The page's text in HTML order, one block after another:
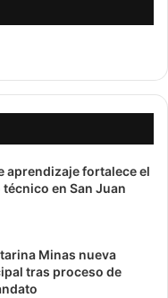
aprendizaje fortalece el
en San Juan
Minas nueva
tras proceso de